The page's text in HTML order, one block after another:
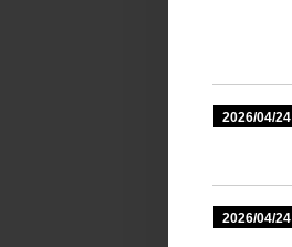
2026/04/24
2026/04/24